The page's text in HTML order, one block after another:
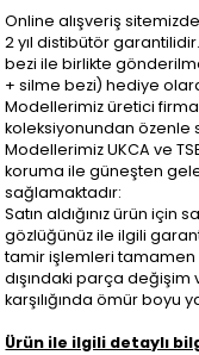
Online alışveriş
2 yıl distibütör
bezi ile birlikte
+ silme bezi) hediye
Modellerimiz üretici
koleksiyonundan özenle
Modellerimiz UKCA ve
koruma ile güneşten
sağlamaktadır:
Satın aldığınız ürün için
gözlüğünüz ile ilgili
tamir işlemleri tamamen
dışındaki parça
karşılığında ömür boyu
Ürün ile ilgili detaylı